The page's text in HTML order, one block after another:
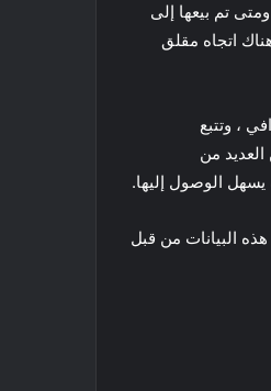
تم بيعها إلى
اتجاه مقلق
، وتتبع
من
الوصول إليها.
جمع هذه البيانات من قبل